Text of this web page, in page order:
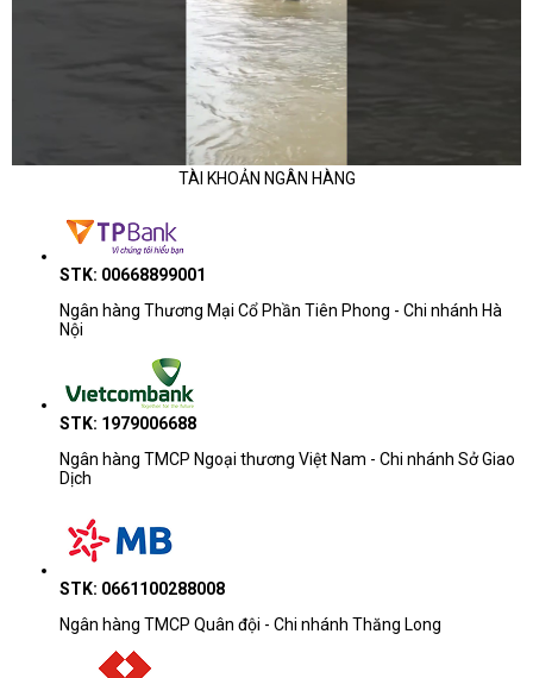
TÀI KHOẢN NGÂN HÀNG
STK: 00668899001
Ngân hàng Thương Mại Cổ Phần Tiên Phong - Chi nhánh Hà
Nội
STK: 1979006688
Ngân hàng TMCP Ngoại thương Việt Nam - Chi nhánh Sở Giao
Dịch
STK: 0661100288008
Ngân hàng TMCP Quân đội - Chi nhánh Thăng Long